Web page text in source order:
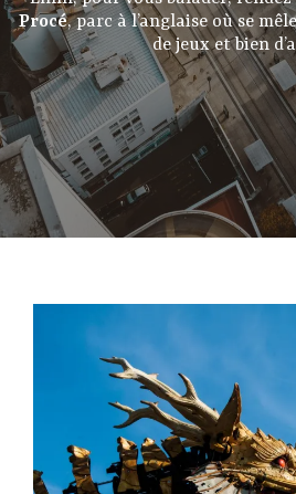
Procé, parc à l’anglaise où se
de jeux et bien